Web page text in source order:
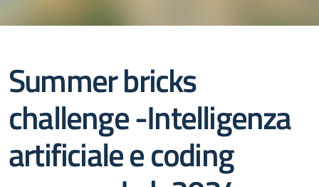
Summer bricks
challenge -Intelligenza
artificiale e coding